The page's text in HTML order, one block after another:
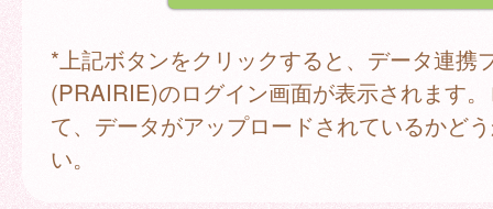
*上記ボタンをクリックすると、データ連携
(PRAIRIE)のログイン画面が表示されます
て、データがアップロードされているかど
い。